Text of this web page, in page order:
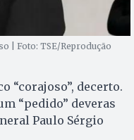
| Foto: TSE/Reprodução
“corajoso”, decerto.
“pedido” deveras
Paulo Sérgio